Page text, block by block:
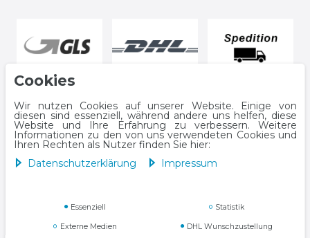
Cookies
Wir nutzen Cookies auf unserer Website. Einige von
diesen sind essenziell, während andere uns helfen, diese
Website und Ihre Erfahrung zu verbessern. Weitere
Informationen zu den von uns verwendeten Cookies und
Ihren Rechten als Nutzer finden Sie hier:
Daten­schutz­erklärung
Impressum
Essenziell Statistik
Externe Medien DHL Wunschzustellung